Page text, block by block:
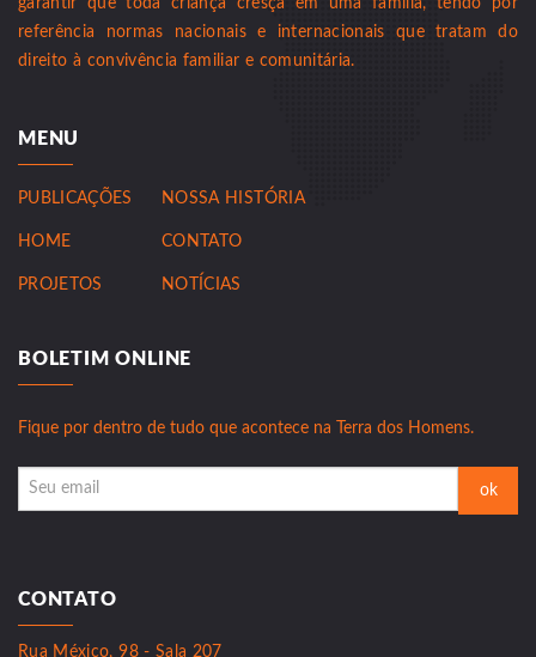
referência normas nacionais e internacionais que tratam do
direito à convivência familiar e comunitária.
MENU
PUBLICAÇÕES
HOME
PROJETOS
NOSSA HISTÓRIA
CONTATO
NOTÍCIAS
BOLETIM ONLINE
Fique por dentro de tudo que acontece na Terra dos Homens.
CONTATO
Rua México, 98 - Sala 207